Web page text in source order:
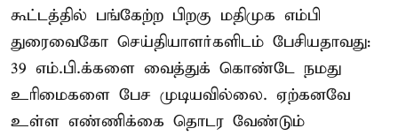
கூட்டத்தில் பங்கேற்ற பிறகு மதிமுக எம்பி
துரைவைகோ செய்தியாளர்களிடம் பேசியதாவது:
39 எம்.பி.க்களை வைத்துக் கொண்டே நமது
உரிமைகளை பேச முடியவில்லை. ஏற்கனவே
உள்ள எண்ணிக்கை தொடர வேண்டும்